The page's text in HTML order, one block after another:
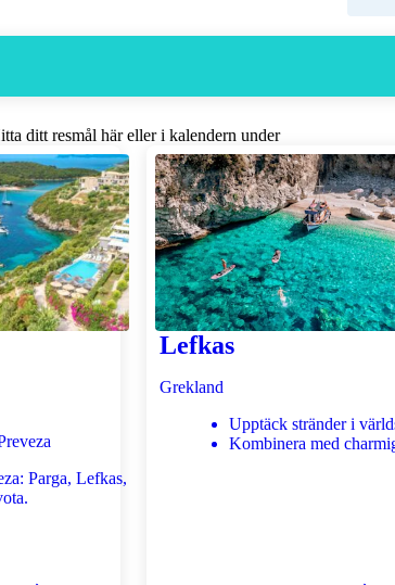
ditt resmål här eller i kalendern under
Parga, Lefkas,
Lefkas
Grekland
Upptäck stränder i
Kombinera med